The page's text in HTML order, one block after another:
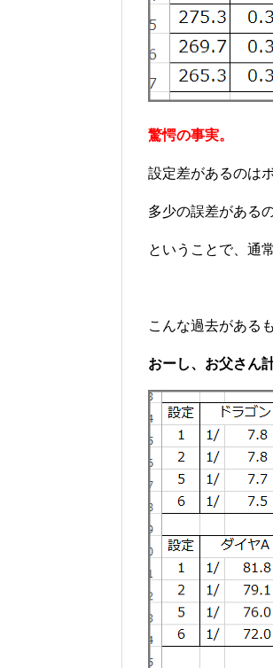
驚愕の事実。
設定差があるのは
多少の誤差がある
ということで、通
こんな過去がある
おーし、お父さん